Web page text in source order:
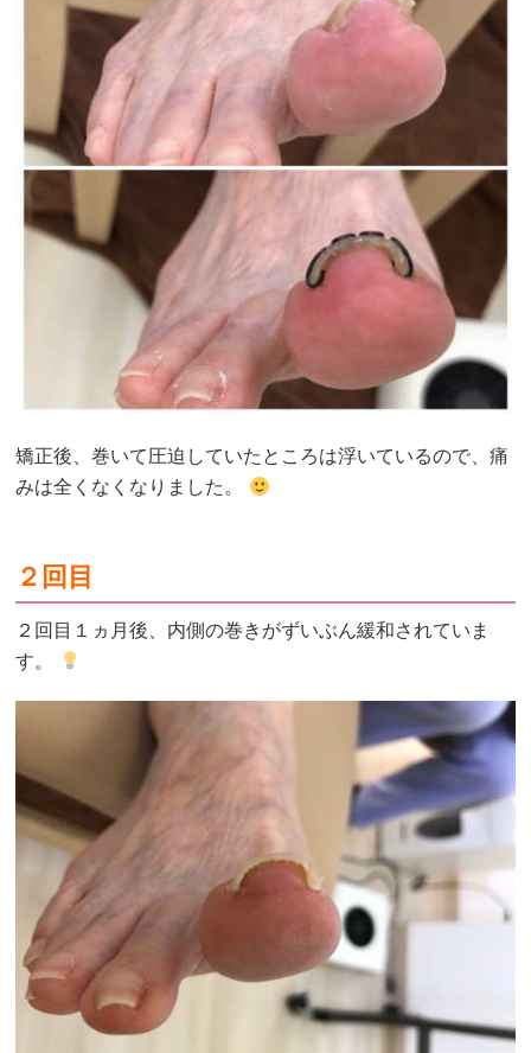
矯正後、巻いて圧迫していたところは浮いているので、痛
みは全くなくなりました。
２回目
２回目１ヵ月後、内側の巻きがずいぶん緩和されていま
す。